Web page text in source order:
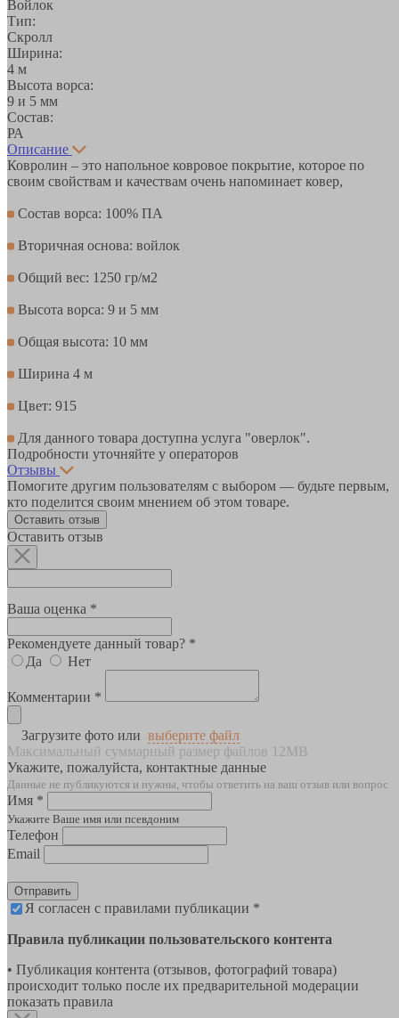
Войлок
Тип:
Скролл
Ширина:
4 м
Высота ворса:
9 и 5 мм
Состав:
РА
Описание
Ковролин – это напольное ковровое покрытие, которое по
своим свойствам и качествам очень напоминает ковер,
Состав ворса: 100% ПА
Вторичная основа: войлок
Общий вес: 1250 гр/м2
Высота ворса: 9 и 5 мм
Общая высота: 10 мм
Ширина 4 м
Цвет: 915
Для данного товара доступна услуга "оверлок".
Подробности уточняйте у операторов
Отзывы
Помогите другим пользователям с выбором — будьте первым,
кто поделится своим мнением об этом товаре.
Оставить отзыв
Оставить отзыв
Ваша оценка *
Рекомендуете данный товар? *
Да
Нет
Комментарии *
Загрузите фото или выберите файл
Максимальный суммарный размер файлов 12MB
Укажите, пожалуйста, контактные данные
Данные не публикуются и нужны, чтобы ответить на ваш отзыв или вопрос
Имя *
Укажите Ваше имя или псевдоним
Телефон
Email
Отправить
Я согласен с правилами публикации *
Правила публикации пользовательского контента
• Публикация контента (отзывов, фотографий товара)
происходит только после их предварительной модерации
показать правила